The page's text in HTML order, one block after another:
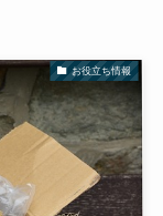
お役立ち情報